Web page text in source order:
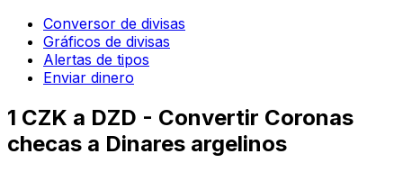
Conversor de divisas
Gráficos de divisas
Alertas de tipos
Enviar dinero
1 CZK a DZD - Convertir Coronas
checas a Dinares argelinos